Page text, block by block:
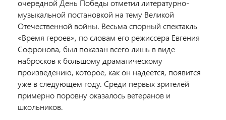
очередной День Победы отметил литературно-
музыкальной постановкой на тему Великой
Отечественной войны. Весьма спорный спектакль
«Время героев», по словам его режиссера Евгения
Софронова, был показан всего лишь в виде
набросков к большому драматическому
произведению, которое, как он надеется, появится
уже в следующем году. Среди первых зрителей
примерно поровну оказалось ветеранов и
школьников.